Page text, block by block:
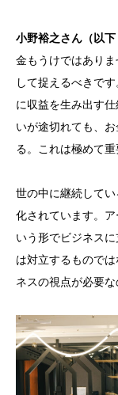
小野裕之さん（以下
金もうけではあり
して捉えるべきで
に収益を生み出す
いが途切れても、
る。これは極めて
世の中に継続して
化されています。
いう形でビジネス
は対立するもので
ネスの視点が必要な